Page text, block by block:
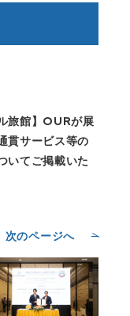
旅館】OURが展
貫サービス等の
いてご掲載いた
次のページへ